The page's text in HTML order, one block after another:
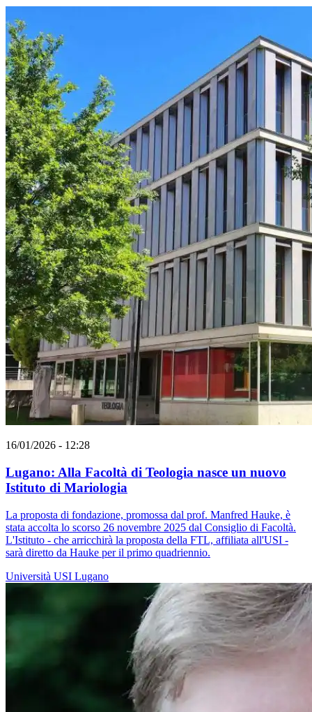
16/01/2026 - 12:28
Lugano: Alla Facoltà di Teologia nasce un nuovo
Istituto di Mariologia
La proposta di fondazione, promossa dal prof. Manfred Hauke, è
stata accolta lo scorso 26 novembre 2025 dal Consiglio di Facoltà.
L'Istituto - che arricchirà la proposta della FTL, affiliata all'USI -
sarà diretto da Hauke per il primo quadriennio.
Università USI Lugano